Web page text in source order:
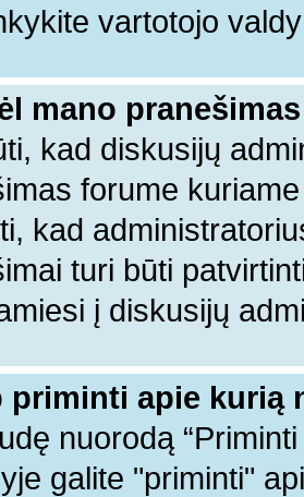
vartotojo
mano
kad diskusijų
forume
kad
turi būti
į diskusijų
priminti apie kurią
nuorodą
galite "priminti"